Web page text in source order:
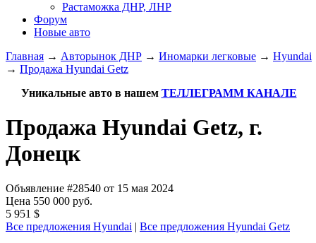
Растаможка ДНР, ЛНР
Форум
Новые авто
Главная → Авторынок ДНР → Иномарки легковые → Hyundai
→ Продажа Hyundai Getz
Уникальные авто в нашем ТЕЛЛЕГРАММ КАНАЛЕ
Продажа Hyundai Getz, г.
Донецк
Объявление #28540 от 15 мая 2024
Цена 550 000 руб.
5 951 $
Все предложения Hyundai | Все предложения Hyundai Getz